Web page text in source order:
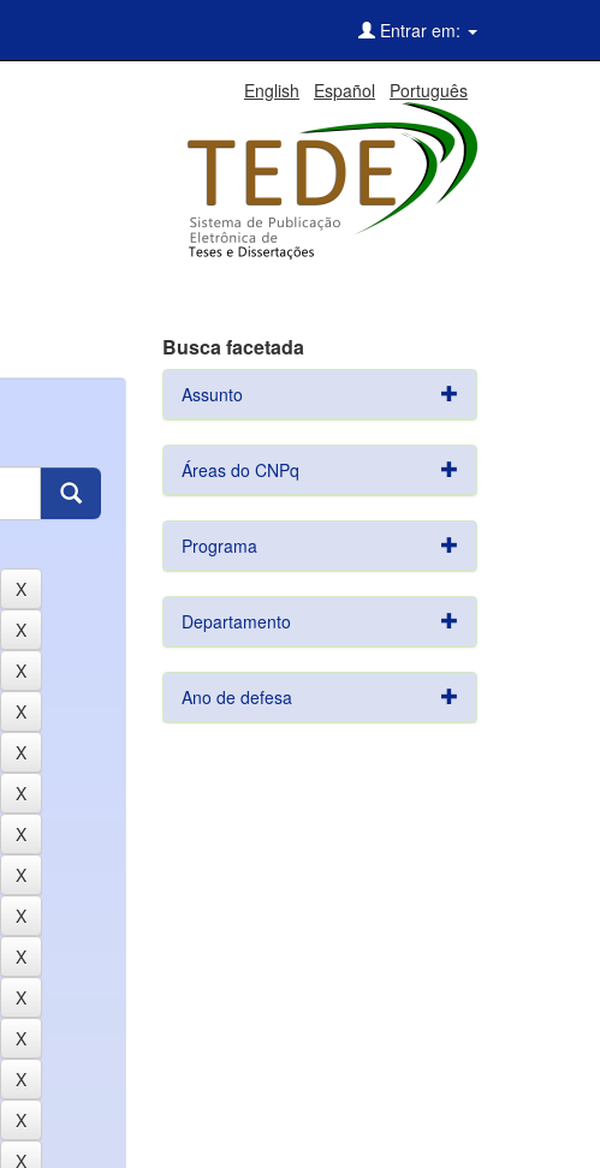
Entrar em:
English Español Português
Busca facetada
Assunto
Áreas do CNPq
Programa
Departamento
Ano de defesa